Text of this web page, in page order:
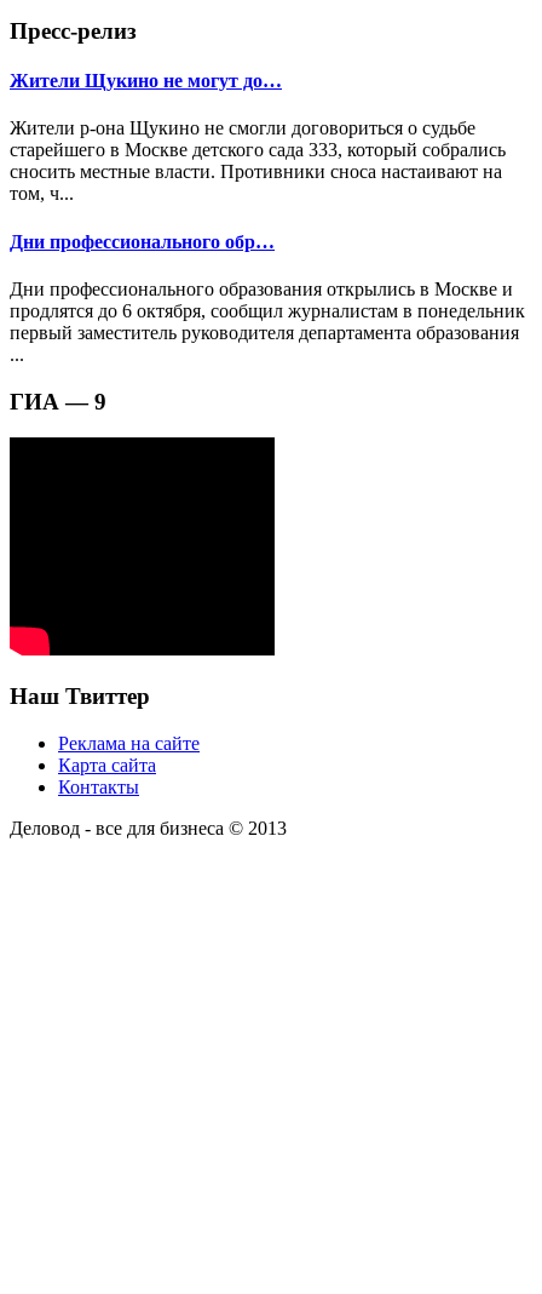
Пресс-релиз
Жители Щукино не могут до…
Жители р-она Щукино не смогли договориться о судьбе
старейшего в Москве детского сада 333, который собрались
сносить местные власти. Противники сноса настаивают на
том, ч...
Дни профессионального обр…
Дни профессионального образования открылись в Москве и
продлятся до 6 октября, сообщил журналистам в понедельник
первый заместитель руководителя департамента образования
...
ГИА — 9
Наш Твиттер
Реклама на сайте
Карта сайта
Контакты
Деловод - все для бизнеса © 2013